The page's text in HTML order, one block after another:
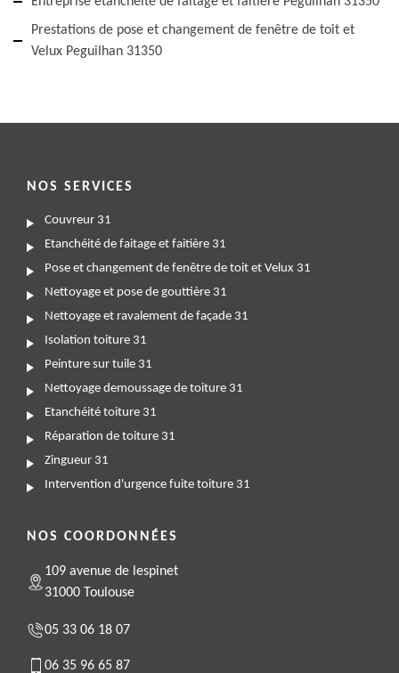
Prestations de pose et changement de fenêtre de toit et
Velux Peguilhan 31350
NOS SERVICES
Couvreur 31
Etanchéité de faitage et faitière 31
Pose et changement de fenêtre de toit et Velux 31
Nettoyage et pose de gouttière 31
Nettoyage et ravalement de façade 31
Isolation toiture 31
Peinture sur tuile 31
Nettoyage demoussage de toiture 31
Etanchéité toiture 31
Réparation de toiture 31
Zingueur 31
Intervention d'urgence fuite toiture 31
NOS COORDONNÉES
109 avenue de lespinet
31000 Toulouse
05 33 06 18 07
06 35 96 65 87